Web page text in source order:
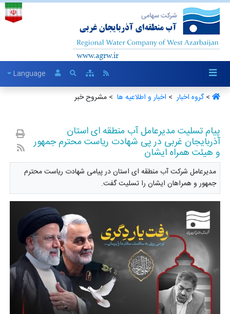
Language
>گروه اخبار ‏ > اخبار و اطلاعیه ها ‏ > مشروح خبر
پیام تسلیت مدیرعامل آب منطقه ای استان
آذربایجان غربی در پی شهادت ریاست محترم جمهور
و هیئت همراه ایشان
مدیرعامل شرکت آب منطقه ای استان در پیامی شهادت ریاست محترم
جمهور و همراهان ایشان را تسلیت گفت.